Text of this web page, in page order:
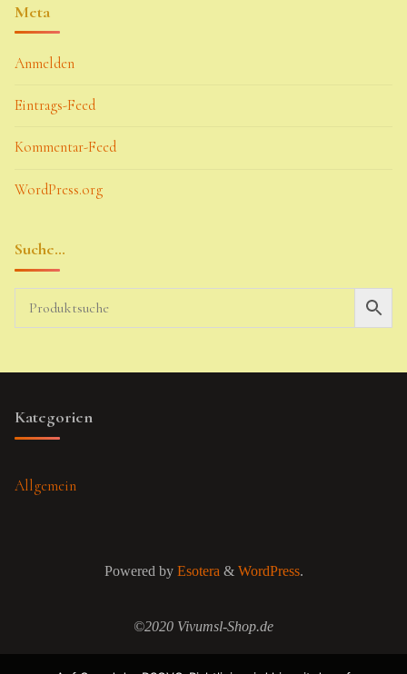
Meta
Anmelden
Eintrags-Feed
Kommentar-Feed
WordPress.org
Suche…
Kategorien
Allgemein
Powered byEsotera& WordPress.
©2020 Vivumsl-Shop.de